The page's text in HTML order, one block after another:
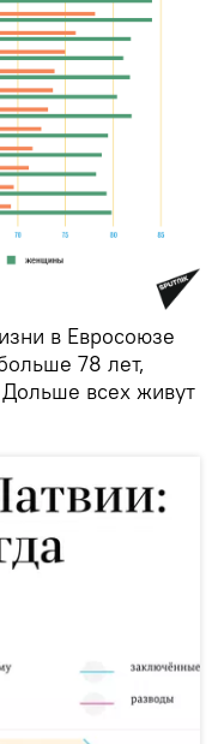
в Евросоюзе
78 лет,
всех живут